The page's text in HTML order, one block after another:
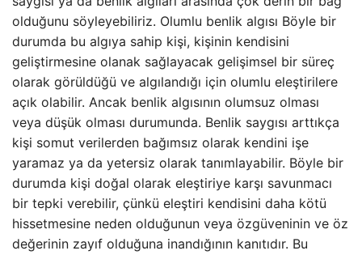
olduğunu söyleyebiliriz. Olumlu benlik algısı Böyle bir
durumda bu algıya sahip kişi, kişinin kendisini
geliştirmesine olanak sağlayacak gelişimsel bir süreç
olarak görüldüğü ve algılandığı için olumlu eleştirilere
açık olabilir. Ancak benlik algısının olumsuz olması
veya düşük olması durumunda. Benlik saygısı arttıkça
kişi somut verilerden bağımsız olarak kendini işe
yaramaz ya da yetersiz olarak tanımlayabilir. Böyle bir
durumda kişi doğal olarak eleştiriye karşı savunmacı
bir tepki verebilir, çünkü eleştiri kendisini daha kötü
hissetmesine neden olduğunun veya özgüveninin ve öz
değerinin zayıf olduğuna inandığının kanıtıdır. Bu